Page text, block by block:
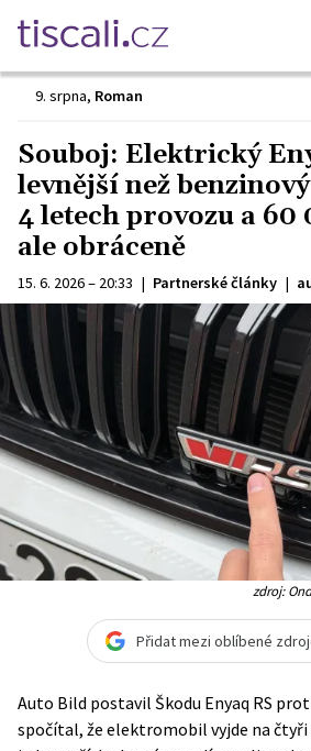
9. srpna, Roman
Souboj: Elektrický
levnější než
4 letech provozu a 60
ale obráceně
15. 6. 2026 – 20:33 | Partnerské články |
zdroj:
Přidat mezi oblíbené
Auto Bild postavil Škodu Enyaq RS
spočítal, že elektromobil vyjde na čtyři